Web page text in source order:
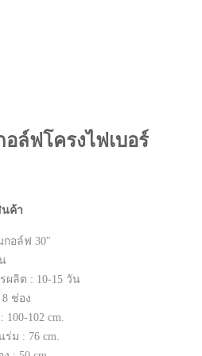
อล์ฟโครงไฟเบอร์
นค้า
อล์ฟ 30″
ผลิต : 10-15 วัน
ช่อง
102 cm.
ม : 76 cm.